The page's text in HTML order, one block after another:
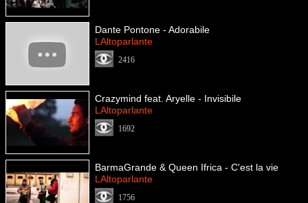
Dante Pontone - Adorabile
LAltoparlante
2416
Crazymind feat. Aryelle - Invisibile
LAltoparlante
1692
BarmaGrande & Queen Ifrica - C'est la vie
LAltoparlante
1756